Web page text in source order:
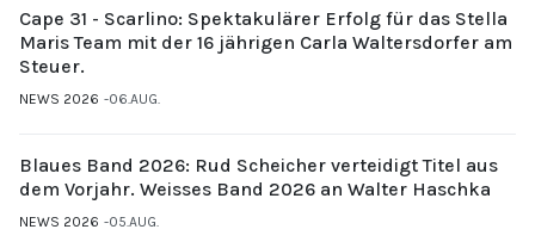
Cape 31 - Scarlino: Spektakulärer Erfolg für das Stella
Maris Team mit der 16 jährigen Carla Waltersdorfer am
Steuer.
NEWS 2026 06.AUG.
Blaues Band 2026: Rud Scheicher verteidigt Titel aus
dem Vorjahr. Weisses Band 2026 an Walter Haschka
NEWS 2026 05.AUG.